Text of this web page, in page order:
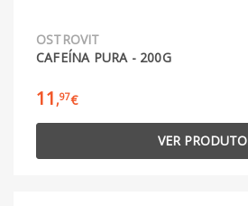
OSTROVIT
CAFEÍNA PURA - 200G
11 ,97€
VER PRODUTO